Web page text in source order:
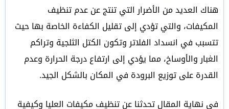
هناك العديد من الأضرار التي تنتج عن عدم تنظيف
المكيفات، والتي تؤدي إلى تقليل الكفاءة الخاصة بها حيث
تتسبب في انسداد الفلاتر وتكون الكتل الثلجية وتراكم
الغبار والأوساخ، مما يؤدي إلى ارتفاع درجة الحرارة وعدم
القدرة على توزيع البرودة في المكان بالشكل الجيد.
في نهاية المقال تحدثنا عن تنظيف مكيفات العليا وكيفية